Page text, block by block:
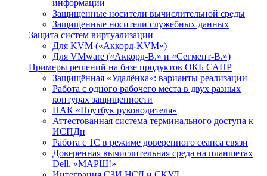
информации
Защищенные носители вычислительной среды
Защищенные носители служебных данных
Защита систем виртуализации
Для KVM («Аккорд-KVM»)
Для VMware («Аккорд-В.» и «Сегмент-В.»)
Примеры решений на базе продуктов ОКБ САПР
Защищённая «Удалёнка»: варианты реализации
Работа с одного рабочего места в двух разных
контурах защищенности
ПАК «Ноутбук руководителя»
Аттестованная система терминального доступа к
ИСПДн
Работа с 1С в режиме доверенного сеанса связи
Доверенная вычислительная среда на планшетах
Dell. «МАРШ!»